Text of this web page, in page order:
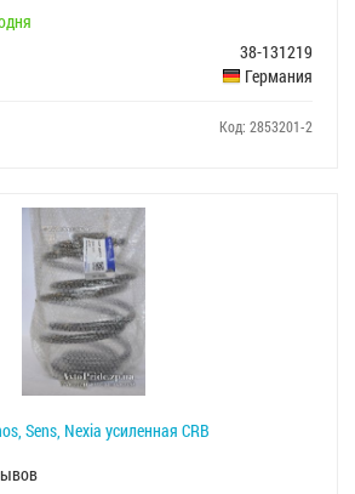
38-131219
Германия
Код: 2853201-2
Sens, Nexia усиленная CRB